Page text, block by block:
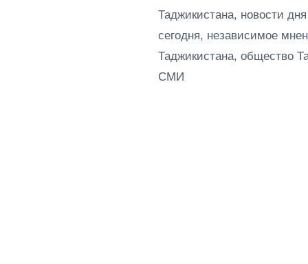
Таджикистана, новости
сегодня, независимое
Таджикистана, общество
СМИ